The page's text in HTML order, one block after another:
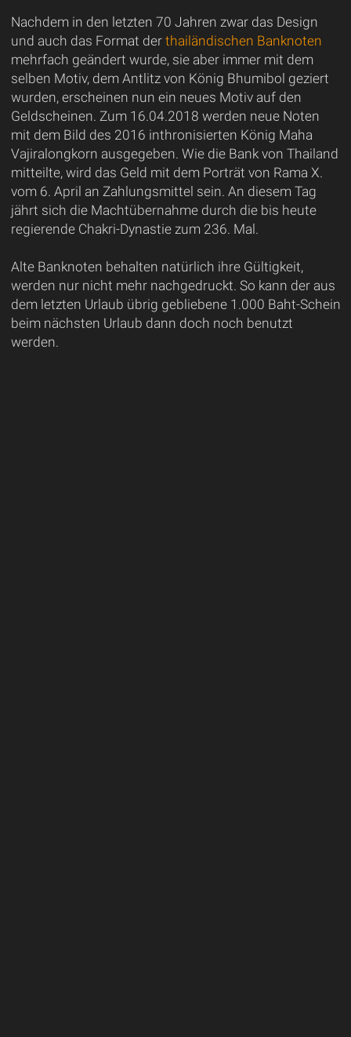
Nachdem in den letzten 70 Jahren zwar das Design
und auch das Format der thailändischen Banknoten
mehrfach geändert wurde, sie aber immer mit dem
selben Motiv, dem Antlitz von König Bhumibol geziert
wurden, erscheinen nun ein neues Motiv auf den
Geldscheinen. Zum 16.04.2018 werden neue Noten
mit dem Bild des 2016 inthronisierten König Maha
Vajiralongkorn ausgegeben. Wie die Bank von Thailand
mitteilte, wird das Geld mit dem Porträt von Rama X.
vom 6. April an Zahlungsmittel sein. An diesem Tag
jährt sich die Machtübernahme durch die bis heute
regierende Chakri-Dynastie zum 236. Mal.
Alte Banknoten behalten natürlich ihre Gültigkeit,
werden nur nicht mehr nachgedruckt. So kann der aus
dem letzten Urlaub übrig gebliebene 1.000 Baht-Schein
beim nächsten Urlaub dann doch noch benutzt
werden.